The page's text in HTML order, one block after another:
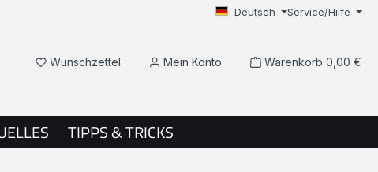
Deutsch Service/Hilfe
Wunschzettel Du hast 0 Produkte auf dem Merkzettel
Mein Konto Warenkorb 0,00 €
TIPPS & TRICKS